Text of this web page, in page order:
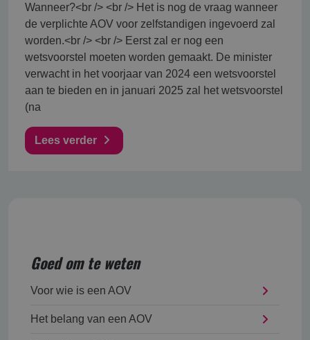
Wanneer?<br /> <br /> Het is nog de vraag wanneer
de verplichte AOV voor zelfstandigen ingevoerd zal
worden.<br /> <br /> Eerst zal er nog een
wetsvoorstel moeten worden gemaakt. De minister
verwacht in het voorjaar van 2024 een wetsvoorstel
aan te bieden en in januari 2025 zal het wetsvoorstel
(na
Lees verder
Goed om te weten
Voor wie is een AOV
Het belang van een AOV